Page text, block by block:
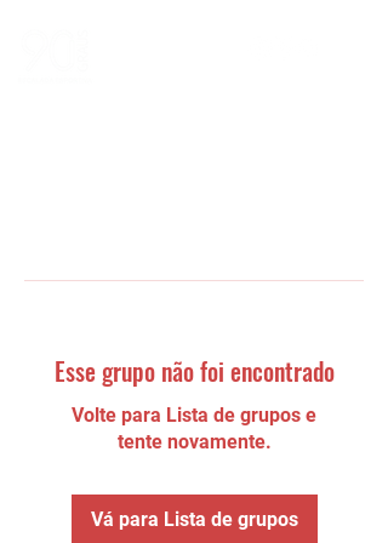
Esse grupo não foi encontrado
Volte para Lista de grupos e
tente novamente.
Vá para Lista de grupos